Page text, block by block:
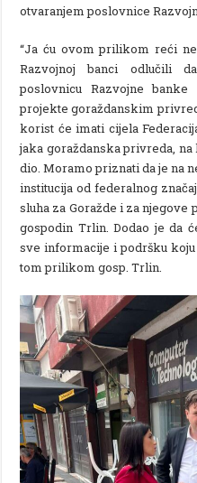
otvaranjem poslovnice
“Ja ću ovom prilikom reći
Razvojnoj banci odlučili
poslovnicu Razvojne
projekte goraždanskim
korist će imati cijela
jaka goraždanska privreda,
dio. Moramo priznati da je na
institucija od federalnog
sluha za Goražde i za
gospodin Trlin. Dodao je da
sve informacije i podršku koju
tom prilikom gosp. Trlin.